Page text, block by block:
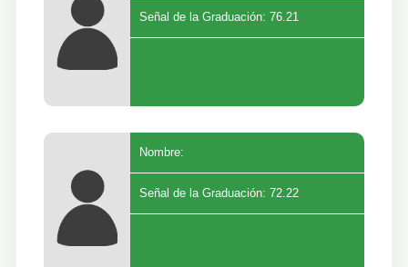
Señal de la Graduación: 76.21
Nombre:
Señal de la Graduación: 72.22